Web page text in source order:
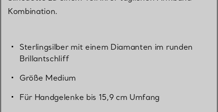
Kombination.
Sterlingsilber mit einem Diamanten im runden
Brillantschliff
Größe Medium
Für Handgelenke bis 15,9 cm Umfang